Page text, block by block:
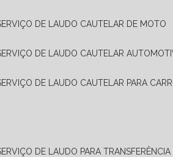
SERVIÇO DE LAUDO CAUTELAR DE MOTO
SERVIÇO DE LAUDO CAUTELAR
SERVIÇO DE LAUDO CAUTELAR PARA
SERVIÇO DE LAUDO PARA